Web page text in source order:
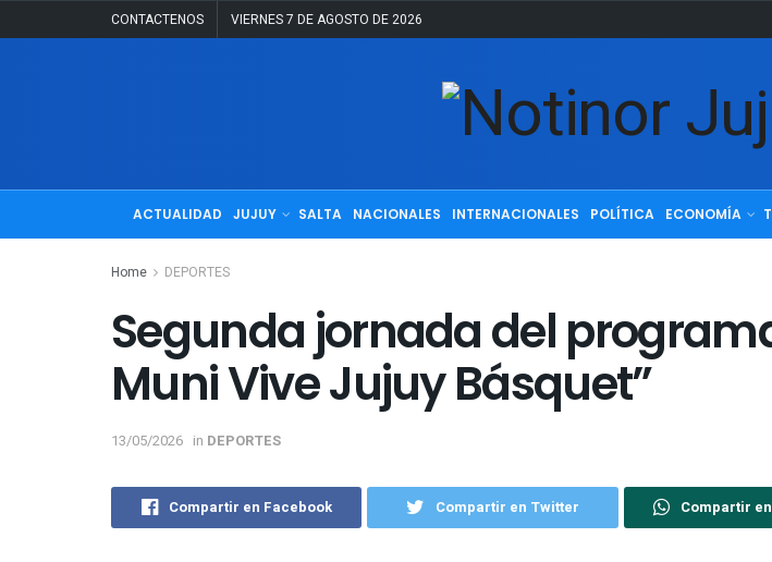
CONTACTENOS VIERNES 7 DE AGOSTO DE 2026
ACTUALIDAD JUJUY SALTA NACIONALES INTERNACIONALES POLÍTICA ECONOMÍA
Home DEPORTES
Segunda jornada del
Muni Vive Jujuy Básquet”
13/05/2026 in DEPORTES
Compartir en Facebook Compartir en Twitter Compartir